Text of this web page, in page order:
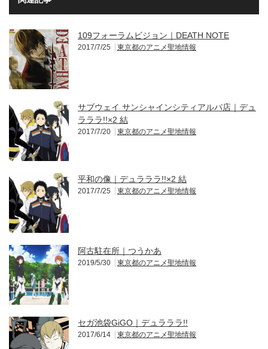
109フォーラムビジョン｜DEATH NOTE
2017/7/25 東京都のアニメ聖地情報
サブウェイ サンシャインシティアルパ店｜デュ
ラララ!!×2 結
2017/7/20 東京都のアニメ聖地情報
平和の像｜デュラララ!!×2 結
2017/7/25 東京都のアニメ聖地情報
阿古駐在所｜つうかあ
2019/5/30 東京都のアニメ聖地情報
セガ池袋GiGO｜デュラララ!!
2017/6/14 東京都のアニメ聖地情報